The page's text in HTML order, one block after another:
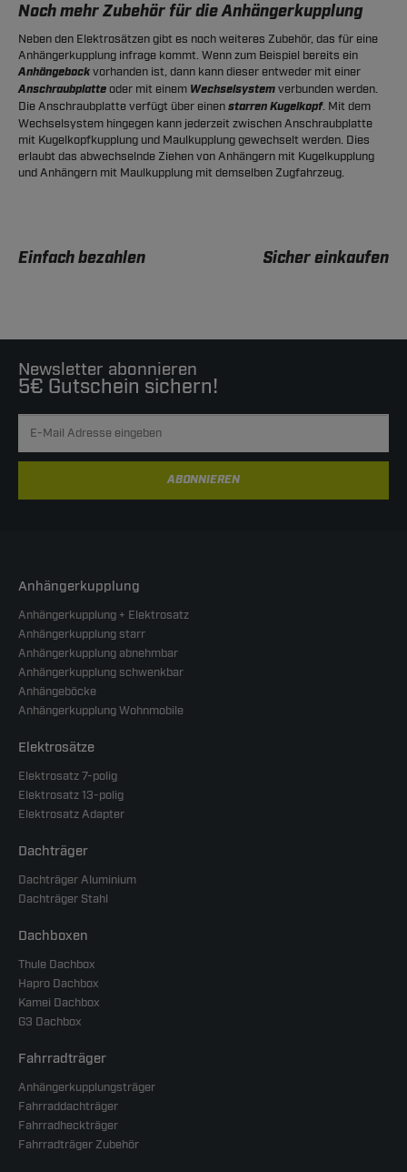
Noch mehr Zubehör für die Anhängerkupplung
Neben den Elektrosätzen gibt es noch weiteres Zubehör, das für eine
Anhängerkupplung infrage kommt. Wenn zum Beispiel bereits ein
Anhängebockvorhanden ist, dann kann dieser entweder mit einer
Anschraubplatte oder mit einem Wechselsystemverbunden werden.
Die Anschraubplatte verfügt über einenstarren Kugelkopf. Mit dem
Wechselsystem hingegen kann jederzeit zwischen Anschraubplatte
mit Kugelkopfkupplung und Maulkupplung gewechselt werden. Dies
erlaubt das abwechselnde Ziehen von Anhängern mit Kugelkupplung
und Anhängern mit Maulkupplung mit demselben Zugfahrzeug.
Einfach bezahlen Sicher einkaufen
Newsletter abonnieren
5€ Gutschein sichern!
ABONNIEREN
Anhängerkupplung
Anhängerkupplung + Elektrosatz
Anhängerkupplung starr
Anhängerkupplung abnehmbar
Anhängerkupplung schwenkbar
Anhängeböcke
Anhängerkupplung Wohnmobile
Elektrosätze
Elektrosatz 7-polig
Elektrosatz 13-polig
Elektrosatz Adapter
Dachträger
Dachträger Aluminium
Dachträger Stahl
Dachboxen
Thule Dachbox
Hapro Dachbox
Kamei Dachbox
G3 Dachbox
Fahrradträger
Anhängerkupplungsträger
Fahrraddachträger
Fahrradheckträger
Fahrradträger Zubehör